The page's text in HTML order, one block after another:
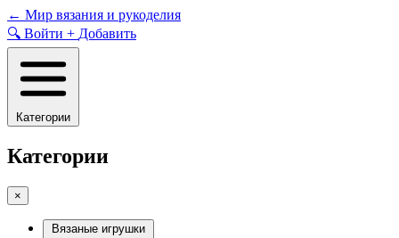
Skip
to
content
← Мир вязания и рукоделия
🔍 Войти + Добавить
Категории
Категории
×
Вязаные игрушки